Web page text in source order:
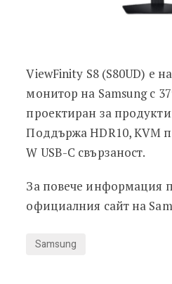
ViewFinity S8 (S80UD) е
монитор на Samsung с
проектиран за
Поддържа HDR10, KVM
W USB-C свързаност.
За повече информация
официалния сайт на
Samsung